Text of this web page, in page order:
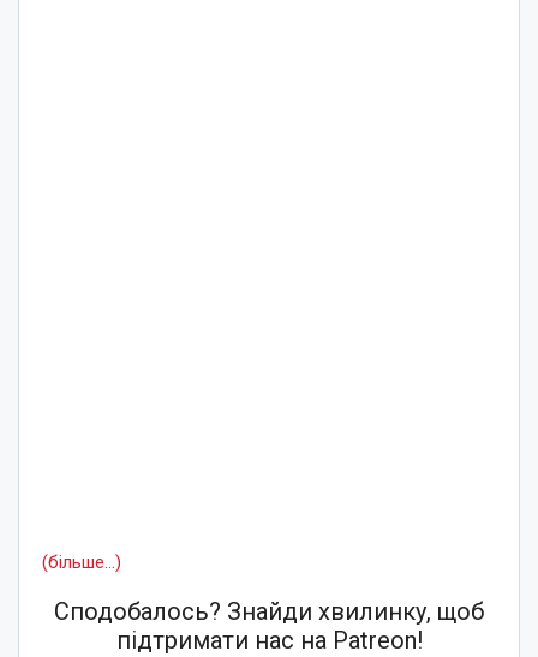
(більше…)
Сподобалось? Знайди хвилинку, щоб
підтримати нас на Patreon!